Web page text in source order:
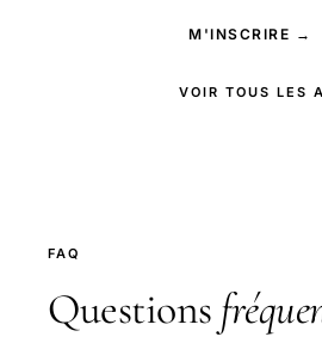
M'INSCRIRE →
VOIR TOUS LES
FAQ
Questions